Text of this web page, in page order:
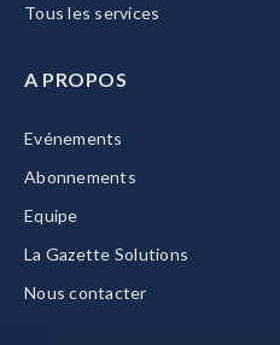
Tous les services
A PROPOS
Evénements
Abonnements
Equipe
La Gazette Solutions
Nous contacter